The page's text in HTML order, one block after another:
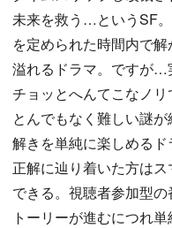
未来を救う…というSF
を定められた時間内で
溢れるドラマ。ですが…
チョッとへんてこなノ
とんでもなく難しい謎
解きを単純に楽しめる
正解に辿り着いた方は
できる。視聴者参加型
トーリーが進むにつれ